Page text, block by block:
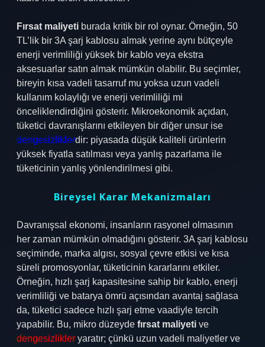
Fırsat maliyeti burada kritik bir rol oynar. Örneğin, 50
TL’lik bir 3A şarj kablosu almak yerine aynı bütçeyle
enerji verimliliği yüksek bir kablo veya ekstra
aksesuarlar satın almak mümkün olabilir. Bu seçimler,
bireyin kısa vadeli tasarruf mu yoksa uzun vadeli
kullanım kolaylığı ve enerji verimliliği mi
önceliklendirdiğini gösterir. Mikroekonomik açıdan,
tüketici davranışlarını etkileyen bir diğer unsur ise
dengesizliklerdir: piyasada düşük kaliteli ürünlerin
yüksek fiyatla satılması veya yanlış pazarlama ile
tüketicinin yanlış yönlendirilmesi gibi.
Bireysel Karar Mekanizmaları
Davranışsal ekonomi, insanların rasyonel olmasının
her zaman mümkün olmadığını gösterir. 3A şarj kablosu
seçiminde, marka algısı, sosyal çevre etkisi ve kısa
süreli promosyonlar, tüketicinin kararlarını etkiler.
Örneğin, hızlı şarj kapasitesine sahip bir kablo, enerji
verimliliği ve batarya ömrü açısından avantaj sağlasa
da, tüketici sadece hızlı şarj etme vaadiyle tercih
yapabilir. Bu, mikro düzeyde fırsat maliyeti ve
dengesizlikler yaratır; çünkü uzun vadeli maliyetler ve